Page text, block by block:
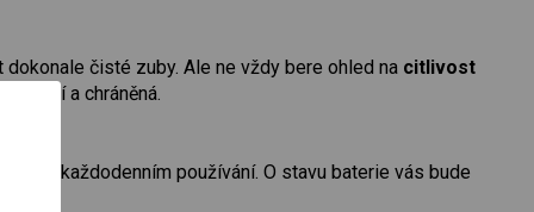
čisté zuby. Ale ne vždy bere ohled na citlivost
a chráněná.
při každodenním používání. O stavu baterie vás bude